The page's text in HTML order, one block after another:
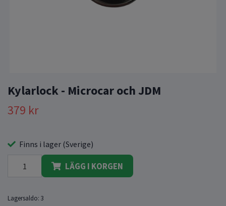
Kylarlock - Microcar och JDM
379 kr
Finns i lager (Sverige)
LÄGG I KORGEN
Lagersaldo: 3